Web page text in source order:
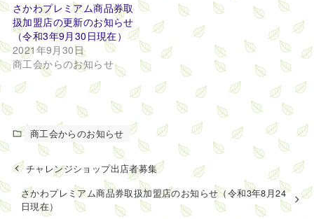
さかわプレミアム商品券取
扱加盟店の更新のお知らせ
（令和3年9月30日現在）
2021年9月30日
商工会からのお知らせ
商工会からのお知らせ
チャレンジショップ出店者募集
さかわプレミアム商品券取扱加盟店のお知らせ（令和3年8月24
日現在）